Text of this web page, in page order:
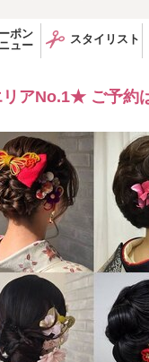
ポン
ュー
スタイリスト
リアNo.1★ ご予約